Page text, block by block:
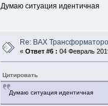
Думаю ситуация идентичная
Re: ВАХ
« Ответ #6 : 04 Февраль
Цитировать
Думаю ситуация идентичная